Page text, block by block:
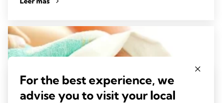
For the best experience, we
advise you to visit your local